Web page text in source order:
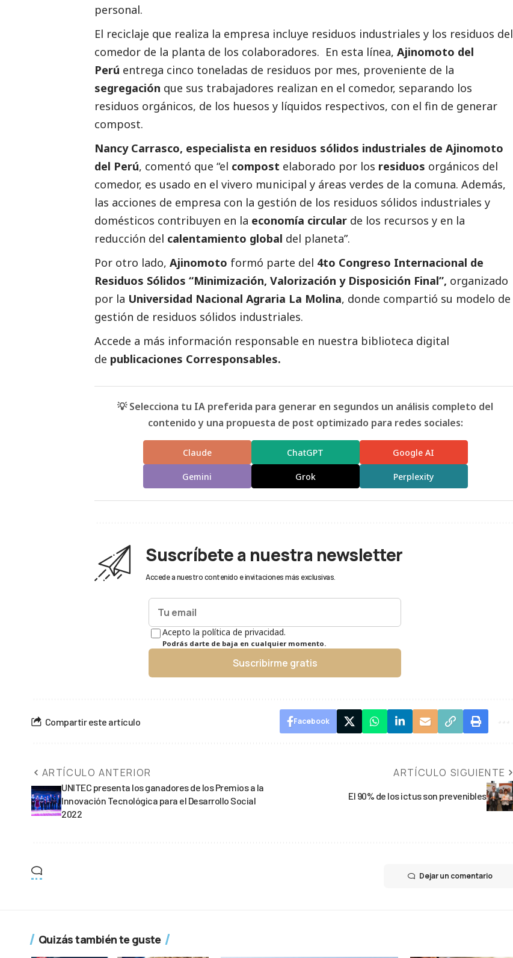
personal.
El reciclaje que realiza la empresa incluye residuos industriales y los residuos del
comedor de la planta de los colaboradores. En esta línea, Ajinomoto del
Perú entrega cinco toneladas de residuos por mes, proveniente de la
segregación que sus trabajadores realizan en el comedor, separando los
residuos orgánicos, de los huesos y líquidos respectivos, con el fin de generar
compost.
Nancy Carrasco, especialista en residuos sólidos industriales de Ajinomoto
del Perú, comentó que “el compost elaborado por los residuos orgánicos del
comedor, es usado en el vivero municipal y áreas verdes de la comuna. Además,
las acciones de empresa con la gestión de los residuos sólidos industriales y
domésticos contribuyen en la economía circular de los recursos y en la
reducción del calentamiento global del planeta”.
Por otro lado, Ajinomoto formó parte del 4to Congreso Internacional de
Residuos Sólidos “Minimización, Valorización y Disposición Final”, organizado
por la Universidad Nacional Agraria La Molina, donde compartió su modelo de
gestión de residuos sólidos industriales.
Accede a más información responsable en nuestra biblioteca digital
de publicaciones Corresponsables.
💡 Selecciona tu IA preferida para generar en segundos un análisis completo del
contenido y una propuesta de post optimizado para redes sociales:
Claude ChatGPT Google AI
Gemini Grok Perplexity
Suscríbete a nuestra newsletter
Accede a nuestro contenido e invitaciones más exclusivas.
Acepto la política de privacidad.
Podrás darte de baja en cualquier momento.
Suscribirme gratis
Compartir este artículo Facebook
ARTÍCULO ANTERIOR
UNITEC presenta los ganadores de los Premios a la
Innovación Tecnológica para el Desarrollo Social
2022
ARTÍCULO SIGUIENTE
El 90% de los ictus son prevenibles
Dejar un comentario
Quizás también te guste